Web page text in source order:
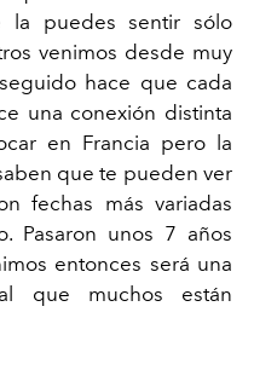
la puedes sentir sólo
venimos desde muy
hace que cada
una conexión distinta
en Francia pero la
que te pueden ver
fechas más variadas
Pasaron unos 7 años
entonces será una
que muchos están